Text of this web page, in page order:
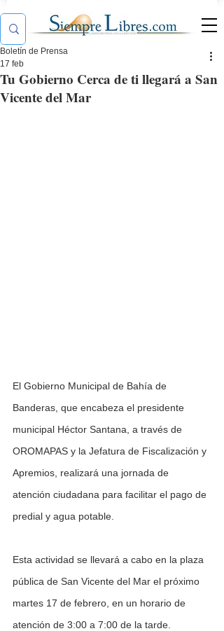
Tu Gobierno Cerca de ti llegará a San
Vicente del Mar
Boletín de Prensa
17 feb
El Gobierno Municipal de Bahía de
Banderas, que encabeza el presidente
municipal Héctor Santana, a través de
OROMAPAS y la Jefatura de Fiscalización y
Apremios, realizará una jornada de
atención ciudadana para facilitar el pago de
predial y agua potable.
Esta actividad se llevará a cabo en la plaza
pública de San Vicente del Mar el próximo
martes 17 de febrero, en un horario de
atención de 3:00 a 7:00 de la tarde.